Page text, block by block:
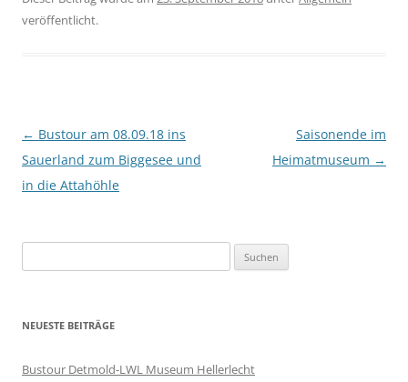
veröffentlicht.
Beitragsnavigation
← Bustour am 08.09.18 ins
Sauerland zum Biggesee und
in die Attahöhle
Saisonende im
Heimatmuseum →
nach:
NEUESTE BEITRÄGE
Bustour Detmold-LWL Museum Hellerlecht